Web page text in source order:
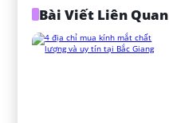
Bài Viết Liên Quan